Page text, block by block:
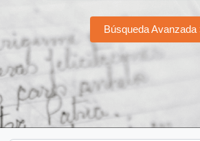
Búsqueda Avanzada